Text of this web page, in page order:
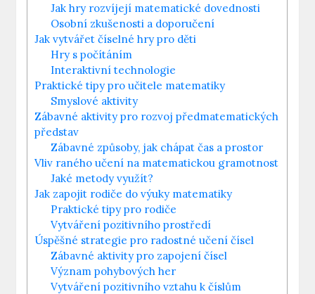
Jak hry rozvíjejí matematické dovednosti
Osobní zkušenosti a doporučení
Jak vytvářet číselné hry pro děti
Hry s počítáním
Interaktivní technologie
Praktické tipy pro učitele matematiky
Smyslové aktivity
Zábavné aktivity pro rozvoj předmatematických
představ
Zábavné způsoby, jak chápat čas a prostor
Vliv raného učení na matematickou gramotnost
Jaké metody využít?
Jak zapojit rodiče do výuky matematiky
Praktické tipy pro rodiče
Vytváření pozitivního prostředí
Úspěšné strategie pro radostné učení čísel
Zábavné aktivity pro zapojení čísel
Význam pohybových her
Vytváření pozitivního vztahu k číslům